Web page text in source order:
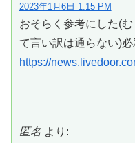
2023年1月6日 1:15 PM
おそらく参考にした(
て言い訳は通らない)
https://
匿名 より: